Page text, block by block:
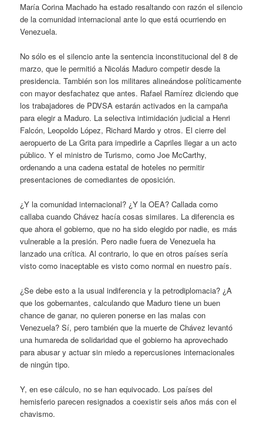
María Corina Machado ha estado resaltando con razón el silencio
de la comunidad internacional ante lo que está ocurriendo en
Venezuela.
No sólo es el silencio ante la sentencia inconstitucional del 8 de
marzo, que le permitió a Nicolás Maduro competir desde la
presidencia. También son los militares alineándose políticamente
con mayor desfachatez que antes. Rafael Ramírez diciendo que
los trabajadores de PDVSA estarán activados en la campaña
para elegir a Maduro. La selectiva intimidación judicial a Henri
Falcón, Leopoldo López, Richard Mardo y otros. El cierre del
aeropuerto de La Grita para impedirle a Capriles llegar a un acto
público. Y el ministro de Turismo, como Joe McCarthy,
ordenando a una cadena estatal de hoteles no permitir
presentaciones de comediantes de oposición.
¿Y la comunidad internacional? ¿Y la OEA? Callada como
callaba cuando Chávez hacía cosas similares. La diferencia es
que ahora el gobierno, que no ha sido elegido por nadie, es más
vulnerable a la presión. Pero nadie fuera de Venezuela ha
lanzado una crítica. Al contrario, lo que en otros países sería
visto como inaceptable es visto como normal en nuestro país.
¿Se debe esto a la usual indiferencia y la petrodiplomacia? ¿A
que los gobernantes, calculando que Maduro tiene un buen
chance de ganar, no quieren ponerse en las malas con
Venezuela? Sí, pero también que la muerte de Chávez levantó
una humareda de solidaridad que el gobierno ha aprovechado
para abusar y actuar sin miedo a repercusiones internacionales
de ningún tipo.
Y, en ese cálculo, no se han equivocado. Los países del
hemisferio parecen resignados a coexistir seis años más con el
chavismo.